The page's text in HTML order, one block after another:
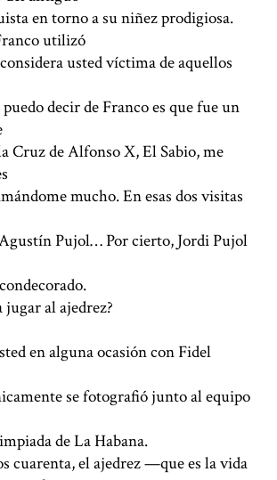
en torno a su niñez prodigiosa.
utilizó
usted víctima de aquellos
decir de Franco es que fue un
Cruz de Alfonso X, El Sabio, me
mucho. En esas dos visitas
Pujol… Por cierto, Jordi Pujol
al ajedrez?
en alguna ocasión con Fidel
se fotografió junto al equipo
de La Habana.
cuarenta, el ajedrez —que es la vida